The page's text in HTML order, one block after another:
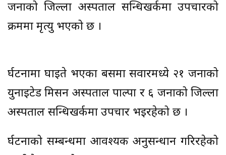
जनाको जिल्ला अस्पताल सन्धिखर्कमा उपचारको
क्रममा मृत्यु भएको छ ।
दुर्घटनामा घाइते भएका बसमा सवारमध्ये २१ जनाको
युनाइटेड मिसन अस्पताल पाल्पा र ६ जनाको जिल्ला
अस्पताल सन्धिखर्कमा उपचार भइरहेको छ ।
दुर्घटनाको सम्बन्धमा आवश्यक अनुसन्धान गरिरहेको